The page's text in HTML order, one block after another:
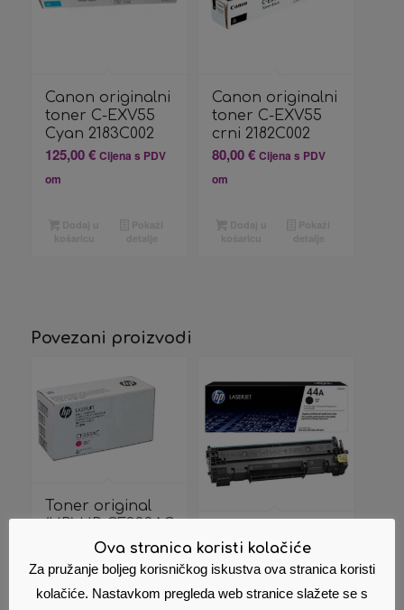
Canon originalni
toner C-EXV55
Cyan 2183C002
125,00€ Cijena s PDV
om
Canon originalni
toner C-EXV55
crni 2182C002
80,00€ Cijena s PDV
om
Povezani proizvodi
Toner original
(HP) HP CF333AC
MAGENTA /
654A
622,07€
Cijena s PDV
LaserJet 244A
Black
56,00€ Cijena s PDV
Ova stranica koristi kolačiće
Za pružanje boljeg korisničkog iskustva ova stranica koristi
kolačiće. Nastavkom pregleda web stranice slažete se s